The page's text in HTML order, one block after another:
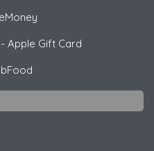
- Apple Gift Card